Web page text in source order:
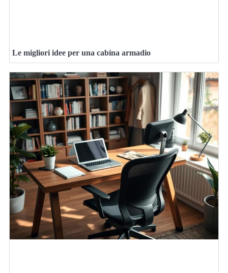
Le migliori idee per una cabina armadio